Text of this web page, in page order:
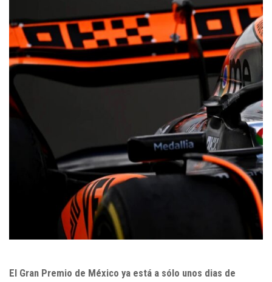
El Gran Premio de México ya está a sólo unos dias de